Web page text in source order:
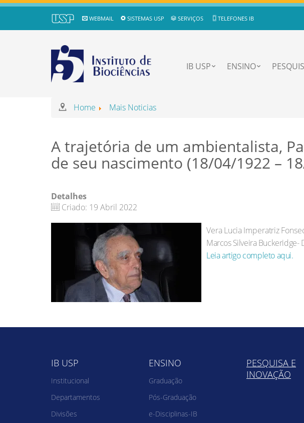
WEBMAIL SISTEMAS USP SERVIÇOS TELEFONES IB
IB USP ENSINO
Home Mais Noticias
A trajetória de um ambientalista,
de seu nascimento (18/04/1922 –
Detalhes
Criado: 19 Abril 2022
Vera Lucia Imperatriz
MarcosSilveira Buckeridge-
Leia artigo completo aqui.
IB USP
Institucional
Departamentos
Divisões
ENSINO
Graduação
Pós-Graduação
e-Disciplinas-IB
PESQUISA E
INOVAÇÃO